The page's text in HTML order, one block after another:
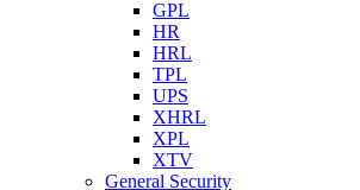
GPL
HR
HRL
TPL
UPS
XHRL
XPL
XTV
General Security